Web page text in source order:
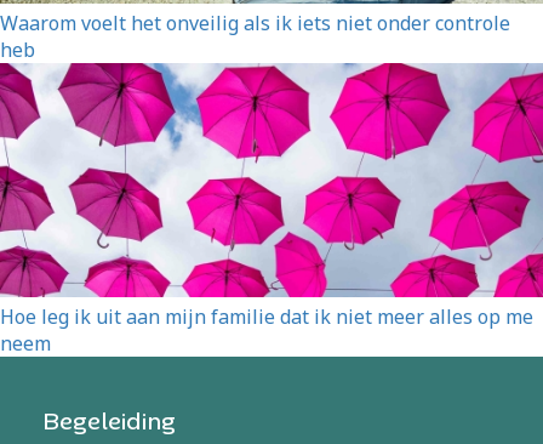
Waarom voelt het onveilig als ik iets niet onder controle
heb
Hoe leg ik uit aan mijn familie dat ik niet meer alles op me
neem
Begeleiding